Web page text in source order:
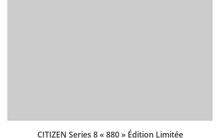
CITIZEN Series 8 « 880 » Édition Limitée